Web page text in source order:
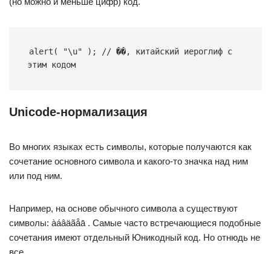
alert( "\u" ); // ��, китайский иероглиф с
этим кодом
Unicode-нормализация
Во многих языках есть символы, которые получаются как
сочетание основного символа и какого-то значка над ним
или под ним.
Например, на основе обычного символа a существуют
символы: àáâäãåā . Самые часто встречающиеся подобные
сочетания имеют отдельный Юникодный код. Но отнюдь не
все.